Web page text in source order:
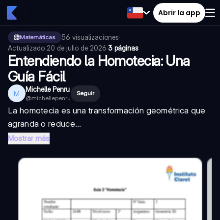
Abrir la app
Matemáticas 56 visualizaciones·
Actualizado 20 de julio de 2026·3 páginas
Entendiendo la Homotecia: Una
Guía Fácil
M Michelle Penru
@michellepenru
Seguir
La homotecia es una transformación geométrica que
agranda o reduce...
Mostrar más